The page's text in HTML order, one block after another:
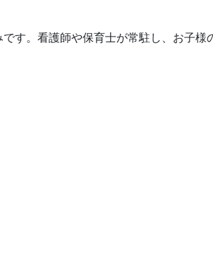
す。看護師や保育士が常駐し、お子